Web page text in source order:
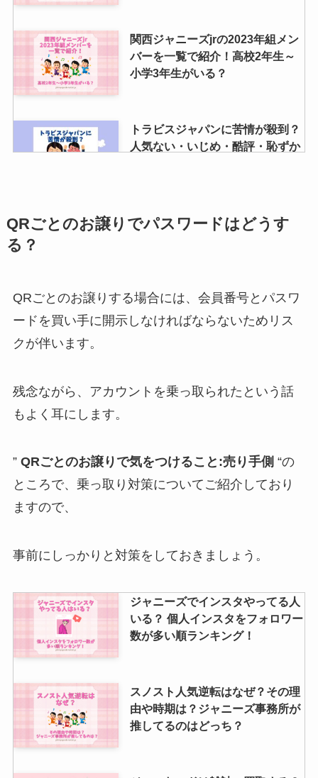
関西ジャニーズjrの2023年組メン
バーを一覧で紹介！高校2年生～
小学3年生がいる？
トラビスジャパンに苦情が殺到？
人気ない・いじめ・酷評・恥ずか
ジャニーズの公式写真を売るに
は？買取相場や持ち込みできるお
フでもできる？持ち込みはでき
hey say jumpのデビュー日はい
ジャニーズ雑誌は買取できる？お
きるものは？安すぎる・振り込ま
れないなど調査！
まれないと言われる理由や安全性
はどうなのかも調査！
QRごとのお譲りでパスワードはどうす
る？
QRごとのお譲りする場合には、会員番号とパスワ
ードを買い手に開示しなければならないためリス
クが伴います。
残念ながら、アカウントを乗っ取られたという話
もよく耳にします。
” QRごとのお譲りで気をつけること:売り手側 “の
ところで、乗っ取り対策についてご紹介しており
ますので、
事前にしっかりと対策をしておきましょう。
ジャニーズでインスタやってる人
いる？ 個人インスタをフォロワー
数が多い順ランキング！
スノスト人気逆転はなぜ？その理
由や時期は？ジャニーズ事務所が
推してるのはどっち？